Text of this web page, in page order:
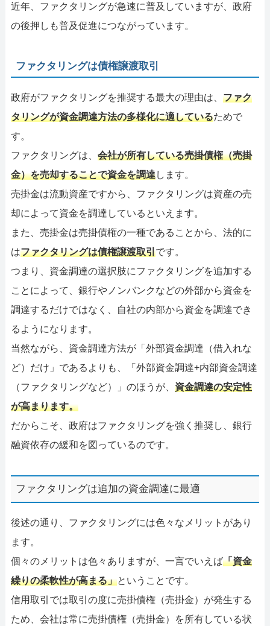
近年、ファクタリングが急速に普及していますが、政府
の後押しも普及促進につながっています。
ファクタリングは債権譲渡取引
政府がファクタリングを推奨する最大の理由は、 ファク
タリングが資金調達方法の多様化に適しているためで
す。
ファクタリングは、 会社が所有している売掛債権（売掛
金）を売却することで資金を調達します。
売掛金は流動資産ですから、ファクタリングは資産の売
却によって資金を調達しているといえます。
また、売掛金は売掛債権の一種であることから、法的に
はファクタリングは債権譲渡取引です。
つまり、資金調達の選択肢にファクタリングを追加する
ことによって、銀行やノンバンクなどの外部から資金を
調達するだけではなく、自社の内部から資金を調達でき
るようになります。
当然ながら、資金調達方法が「外部資金調達（借入れな
ど）だけ」であるよりも、「外部資金調達+内部資金調達
（ファクタリングなど）」のほうが、 資金調達の安定性
が高まります。
だからこそ、政府はファクタリングを強く推奨し、銀行
融資依存の緩和を図っているのです。
ファクタリングは追加の資金調達に最適
後述の通り、ファクタリングには色々なメリットがあり
ます。
個々のメリットは色々ありますが、一言でいえば「資金
繰りの柔軟性が高まる」ということです。
信用取引では取引の度に売掛債権（売掛金）が発生する
ため、会社は常に売掛債権（売掛金）を所有している状